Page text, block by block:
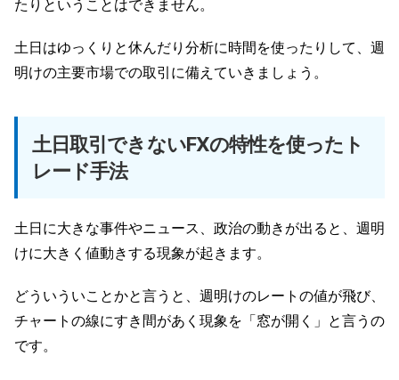
たりということはできません。
土日はゆっくりと休んだり分析に時間を使ったりして、週
明けの主要市場での取引に備えていきましょう。
土日取引できないFXの特性を使ったト
レード手法
土日に大きな事件やニュース、政治の動きが出ると、週明
けに大きく値動きする現象が起きます。
どういういことかと言うと、週明けのレートの値が飛び、
チャートの線にすき間があく現象を「窓が開く」と言うの
です。